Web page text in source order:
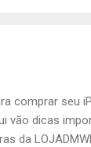
comprar seu
vão dicas
da